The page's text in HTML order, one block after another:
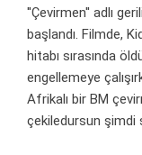
''Çevirmen'' adlı
başlandı. Filmde,
hitabı sırasında
engellemeye
Afrikalı bir BM
çekiledursun şimdi